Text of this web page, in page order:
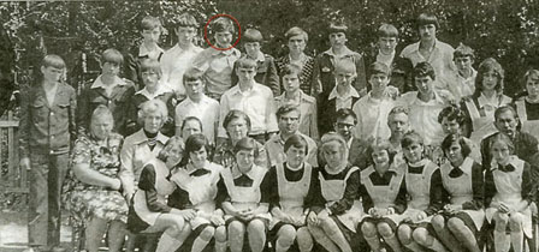
Перейти к основному содержанию